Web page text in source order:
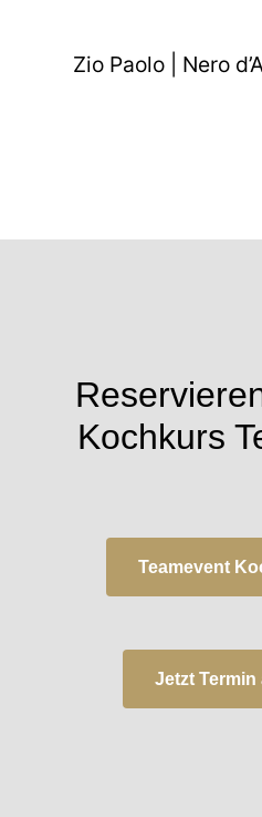
Zio Paolo | Nero
Kochkurs
Teamevent
Jetzt Termin